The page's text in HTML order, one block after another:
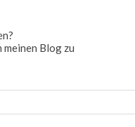
meinen Blog zu